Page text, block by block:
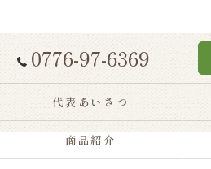
0776-97-6369
代表あいさつ
商品紹介